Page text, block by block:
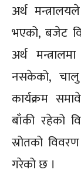
अर्थ
भएको, बजेट
अर्थ
नसकेको,
कार्यक्रम
बाँकी रहेको
स्रोतको
गरेको छ ।